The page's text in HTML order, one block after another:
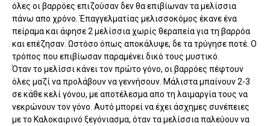
όλες οι βαρρόες επιζούσαν δεν θα επιβίωναν τα μελίσσια
πάνω απο χρόνο. Έπαγγελματίας μελισσοκόμος έκανε ένα
πείραμα και άφησε 2 μελίσσια χωρίς θεραπεία για τη βαρρόα
και επέζησαν. Ωστόσο όπως αποκάλυψε, δε τα τρύγησε ποτέ. Ο
τρόπος που επιβίωσαν παραμένει δικό τους μυστικό.
Όταν το μελίσσι κάνει τον πρώτο γόνο, οι βαρρόες πέφτουν
όλες μαζί να προλάβουν να γεννήσουν. Μάλιστα μπαίνουν 2-3
σε κάθε κελί γόνου, με αποτέλεσμα απο τη λαιμαργία τους να
νεκρώνουν τον γόνο. Αυτό μπορεί να έχει άσχημες συνέπειες
με το Καλοκαιρινό ξεγόνιασμα, όταν τα μελίσσια παλεύουν να